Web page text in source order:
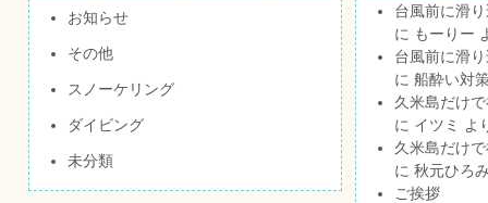
お知らせ
その他
スノーケリング
ダイビング
未分類
台風前に滑
に もーりー
台風前に滑
に 船酔い対
久米島だけ
に イツミ
よ
久米島だけ
に 秋元ひろ
ご挨拶